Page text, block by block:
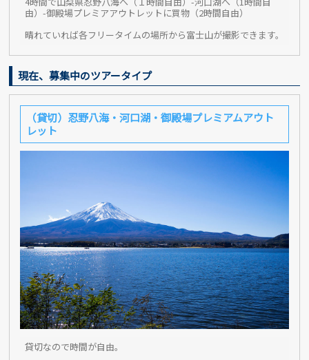
由）-御殿場プレミアアウトレットに買物（2時間自由）
晴れていれば各フリータイムの場所から富士山が撮影できます。
現在、募集中のツアータイプ
（貸切）忍野八海・河口湖・御殿場プレミアムアウト
レット
貸切なので時間が自由。